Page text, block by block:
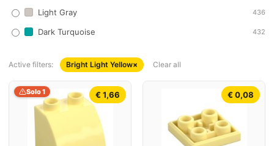
Light Gray 436
Dark Turquoise 432
Active filters: Bright Light Yellow× Clear all
€ 1,66
Solo 1 € 0,08